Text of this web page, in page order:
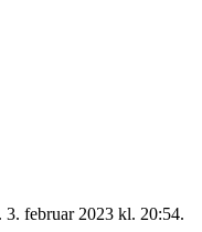
3. februar 2023 kl. 20:54.